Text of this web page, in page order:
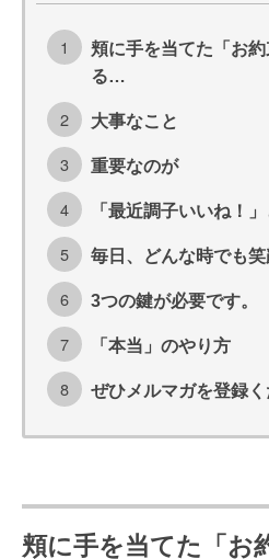
頬に手を当てた「お
る…
大事なこと
重要なのが
「最近調子いいね！」
毎日、どんな時でも笑
3つの鍵が必要です。
「本当」のやり方
ぜひメルマガを登録く
頬に手を当てた「お